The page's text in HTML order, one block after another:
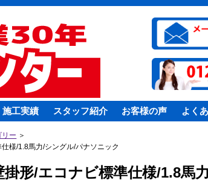
施工実績 スタッフ紹介 お客様の声 よく
リー ＞
様/1.8馬力/シングル/パナソニック
形/エコナビ標準仕様/1.8馬